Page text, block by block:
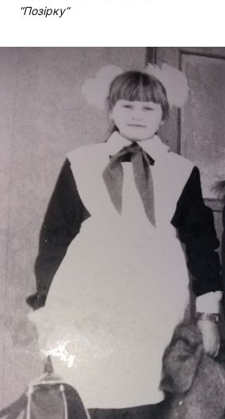
“Позірку“